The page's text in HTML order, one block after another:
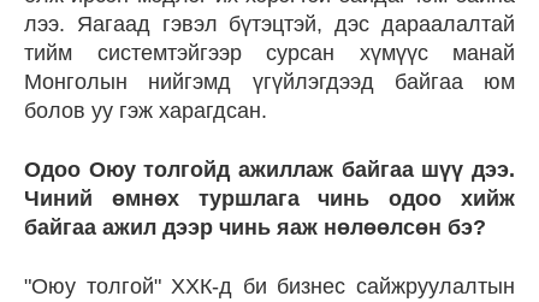
лээ. Яагаад гэвэл бүтэцтэй, дэс дараалалтай
тийм системтэйгээр сурсан хүмүүс манай
Монголын нийгэмд үгүйлэгдээд байгаа юм
болов уу гэж харагдсан.
Одоо Оюу толгойд ажиллаж байгаа шүү дээ.
Чиний өмнөх туршлага чинь одоо хийж
байгаа ажил дээр чинь яаж нөлөөлсөн бэ?
"Оюу толгой" ХХК-д би бизнес сайжруулалтын